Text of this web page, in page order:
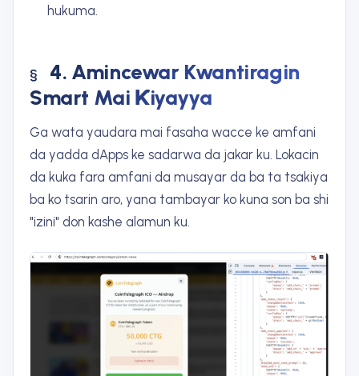
hukuma.
4. Amincewar Kwantiragin
Smart Mai Ƙiyayya
Ga wata yaudara mai fasaha wacce ke amfani
da yadda dApps ke sadarwa da jakar ku. Lokacin
da kuka fara amfani da musayar da ba ta tsakiya
ba ko tsarin aro, yana tambayar ko kuna son ba shi
"izini" don kashe alamun ku.